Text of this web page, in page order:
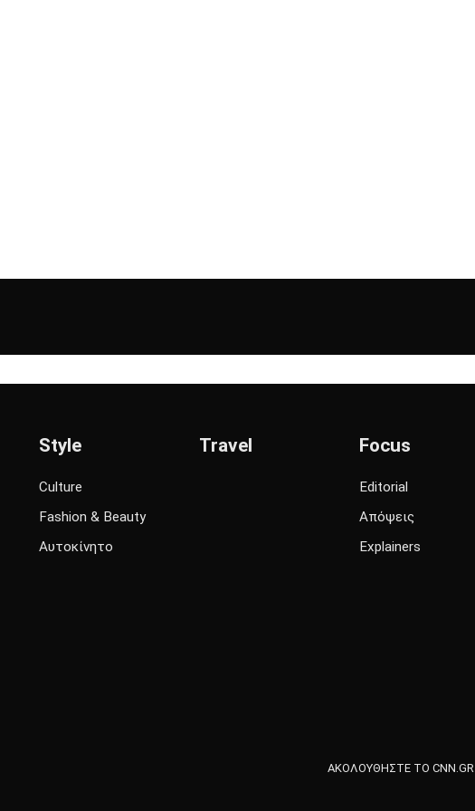
Style
Culture
Fashion & Beauty
Αυτοκίνητο
Travel Focus
Editorial
Απόψεις
Explainers
ΑΚΟΛΟΥΘΗΣΤΕ ΤΟ CNN.GR